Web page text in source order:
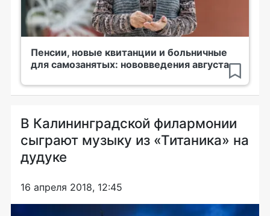
Пенсии, новые квитанции и больничные
для самозанятых: нововведения августа
В Калининградской филармонии
сыграют музыку из «Титаника» на
дудуке
16 апреля 2018, 12:45